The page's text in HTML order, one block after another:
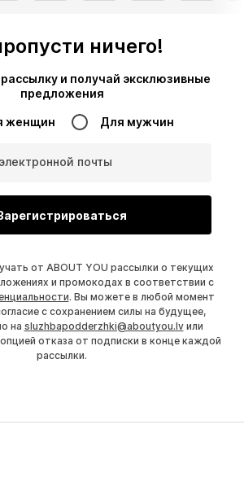
ничего!
и получай эксклюзивные
предложения
женщин Для мужчин
почты
от ABOUT YOU рассылки о текущих
и промокодах в соответствии с
. Вы можете в любой момент
с сохранением силы на будущее,
на sluzhbapodderzhki@aboutyou.lvили
отказа от подписки в конце каждой
рассылки.